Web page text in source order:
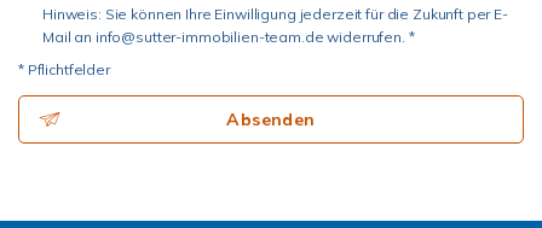
Hinweis: Sie können Ihre Einwilligung jederzeit für die Zukunft per E-
Mail an info@sutter-immobilien-team.de widerrufen. *
* Pflichtfelder
Absenden